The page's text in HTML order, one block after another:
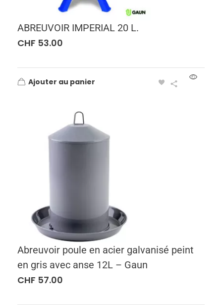
ABREUVOIR IMPERIAL 20 L.
CHF 53.00
Ajouter au panier
Abreuvoir poule en acier galvanisé peint
en gris avec anse 12L – Gaun
CHF 57.00